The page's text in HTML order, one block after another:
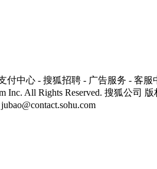
付中心 - 搜狐招聘 - 广告服务 - 客服
Inc. All Rights Reserved. 搜狐公司 版
jubao@contact.sohu.com